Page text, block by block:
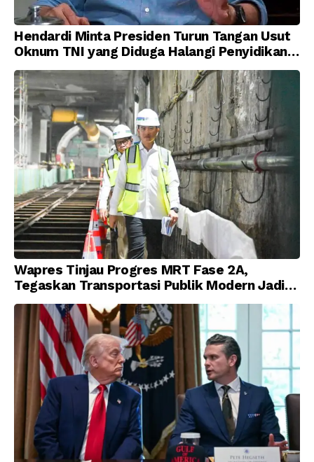
Hendardi Minta Presiden Turun Tangan Usut
Oknum TNI yang Diduga Halangi Penyidikan
Korupsi
Wapres Tinjau Progres MRT Fase 2A,
Tegaskan Transportasi Publik Modern Jadi
Prioritas Nasional